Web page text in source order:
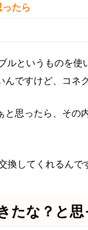
たら
というものを使
ですけど、コネ
思ったら、その
してくれるんで
たな？と思